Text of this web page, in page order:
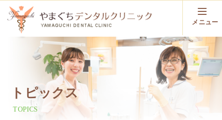
メニュー
トピックス
TOPICS